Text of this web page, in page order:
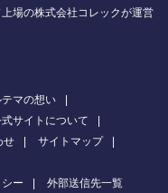
場の株式会社コレックが運営
テマの想い
サイトについて
せ
サイトマップ
ー 外部送信先一覧